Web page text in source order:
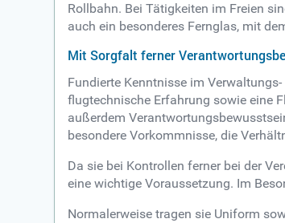
Rollbahn. Bei Tätigkeiten im Freien
auch ein besonderes Fernglas, mit
Mit Sorgfalt ferner
Fundierte Kenntnisse im
flugtechnische Erfahrung sowie eine
außerdem
besondere Vorkommnisse, die
Da sie bei Kontrollen ferner bei der
eine wichtige Voraussetzung. Im
Normalerweise tragen sie Uniform